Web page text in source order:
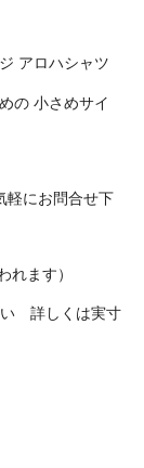
アロハシャツ
の 小さめサイ
軽にお問合せ下
れます）
詳しくは実寸